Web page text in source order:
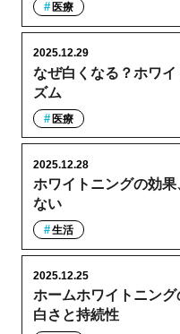
医療
なぜ白くなる？ホワ
ズム
2025.12.29
医療
ホワイトニングの効
ない
2025.12.28
生活
ホームホワイトニン
白さと持続性
2025.12.25